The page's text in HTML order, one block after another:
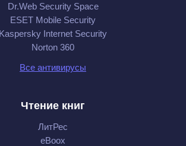
Dr.Web Security Space
ESET Mobile Security
Kaspersky Internet Security
Norton 360
Все антивирусы
Чтение книг
ЛитРес
eBoox